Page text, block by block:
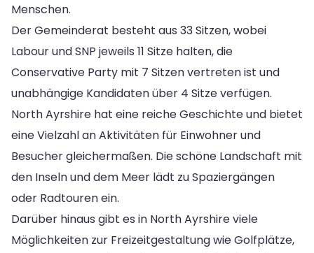
Menschen.
Der Gemeinderat besteht aus 33 Sitzen, wobei
Labour und SNP jeweils 11 Sitze halten, die
Conservative Party mit 7 Sitzen vertreten ist und
unabhängige Kandidaten über 4 Sitze verfügen.
North Ayrshire hat eine reiche Geschichte und bietet
eine Vielzahl an Aktivitäten für Einwohner und
Besucher gleichermaßen. Die schöne Landschaft mit
den Inseln und dem Meer lädt zu Spaziergängen
oder Radtouren ein.
Darüber hinaus gibt es in North Ayrshire viele
Möglichkeiten zur Freizeitgestaltung wie Golfplätze,